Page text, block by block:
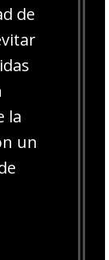
de
la
un